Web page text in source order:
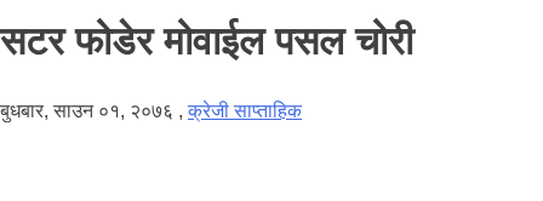
सटर फोडेर मोवाईल पसल चोरी
बुधबार, साउन ०१, २०७६ ,क्रेजी साप्ताहिक